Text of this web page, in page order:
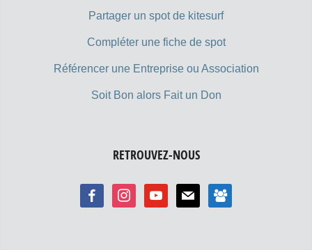
Partager un spot de kitesurf
Compléter une fiche de spot
Référencer une Entreprise ou Association
Soit Bon alors Fait un Don
RETROUVEZ-NOUS